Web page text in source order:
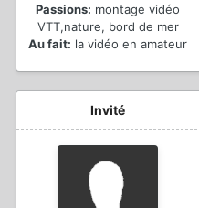
Passions: montage vidéo
VTT,nature, bord de mer
Au fait: la vidéo en amateur
Invité